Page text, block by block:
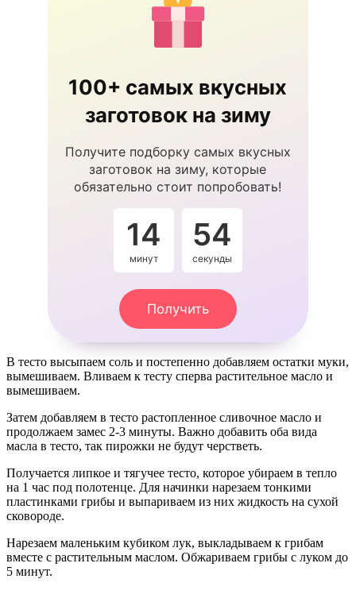
100+ самых вкусных
заготовок на зиму
Получите подборку самых вкусных
заготовок на зиму, которые
обязательно стоит попробовать!
14
минут
53
секунды
Получить
В тесто высыпаем соль и постепенно добавляем остатки муки,
вымешиваем. Вливаем к тесту сперва растительное масло и
вымешиваем.
Затем добавляем в тесто растопленное сливочное масло и
продолжаем замес 2-3 минуты. Важно добавить оба вида
масла в тесто, так пирожки не будут черстветь.
Получается липкое и тягучее тесто, которое убираем в тепло
на 1 час под полотенце. Для начинки нарезаем тонкими
пластинками грибы и выпариваем из них жидкость на сухой
сковороде.
Нарезаем маленьким кубиком лук, выкладываем к грибам
вместе с растительным маслом. Обжариваем грибы с луком до
5 минут.